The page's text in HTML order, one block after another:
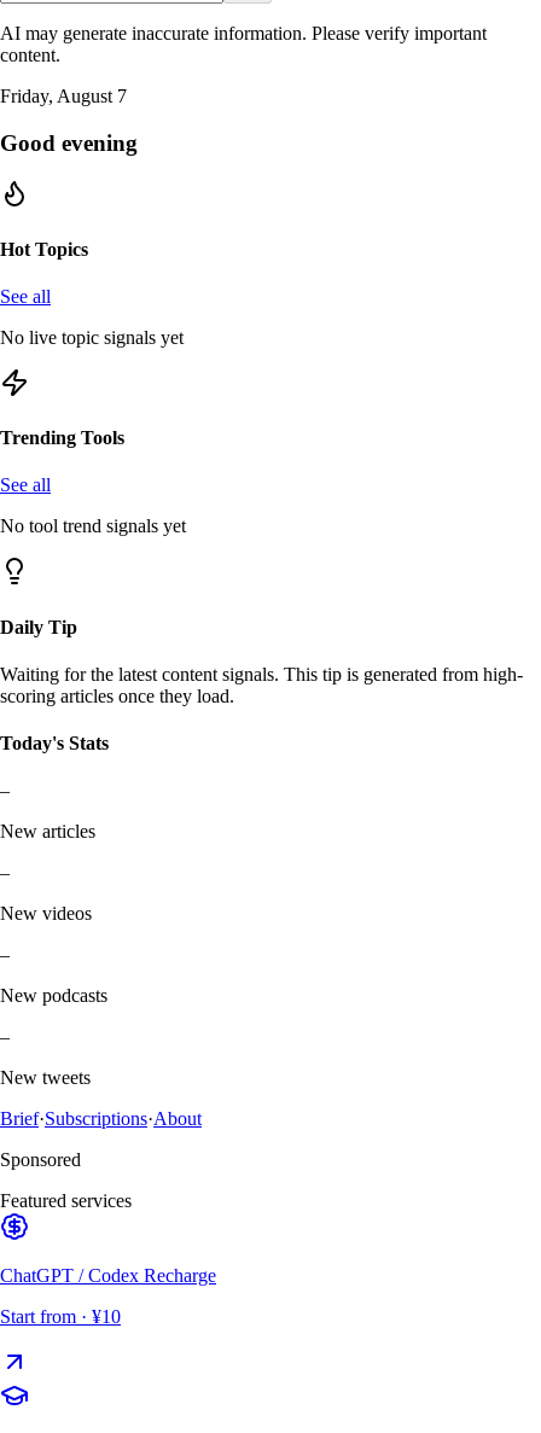
AI may generate inaccurate information. Please verify important
content.
Friday, August 7
Good evening
Hot Topics
See all
No live topic signals yet
Trending Tools
See all
No tool trend signals yet
Daily Tip
Waiting for the latest content signals. This tip is generated from high-
scoring articles once they load.
Today's Stats
–
New articles
–
New videos
–
New podcasts
–
New tweets
Brief·Subscriptions·About
Sponsored
Featured services
ChatGPT / Codex Recharge
Start from · ¥10